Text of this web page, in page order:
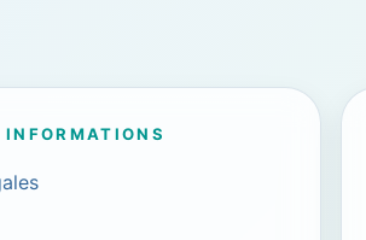
INFORMATIONS